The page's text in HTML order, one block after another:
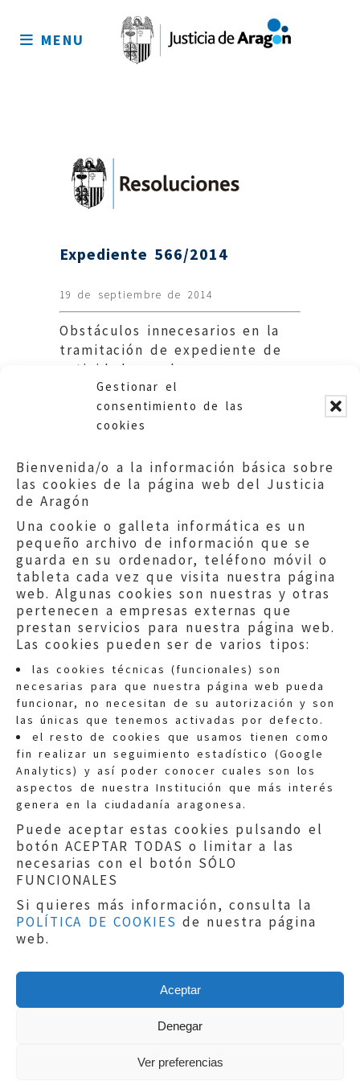
Gestionar el
consentimiento de las
cookies
Bienvenida/o a la información básica sobre
las cookies de la página web del Justicia
de Aragón
Una cookie o galleta informática es un
pequeño archivo de información que se
guarda en su ordenador, teléfono móvil o
tableta cada vez que visita nuestra página
web. Algunas cookies son nuestras y otras
pertenecen a empresas externas que
prestan servicios para nuestra página web.
Las cookies pueden ser de varios tipos:
las cookies técnicas (funcionales) son
necesarias para que nuestra página web pueda
funcionar, no necesitan de su autorización y son
las únicas que tenemos activadas por defecto.
el resto de cookies que usamos tienen como
fin realizar un seguimiento estadístico (Google
Analytics) y así poder conocer cuales son los
aspectos de nuestra Institución que más interés
genera en la ciudadanía aragonesa.
Puede aceptar estas cookies pulsando el
botón ACEPTAR TODAS o limitar a las
necesarias con el botón SÓLO
FUNCIONALES
Si quieres más información, consulta la
POLÍTICA DE COOKIES de nuestra página
web.
Aceptar
Denegar
Ver preferencias
sitio
MENU
Expediente 566/2014
19 de septiembre de 2014
Obstáculos innecesarios en la
tramitación de expediente de
actividad ganadera.
Ayuntamiento de Fanlo.
Quejas:quejas@eljusticiadearagon.es
Información general:
informacion@eljusticiadearagon.es
Teléfonos:900 210 210/
Aviso legal|Política de privacidad|
Protección de Datos
Política de cookies
Copyright © 2019El Justicia de Aragón|
Sephor Consulting